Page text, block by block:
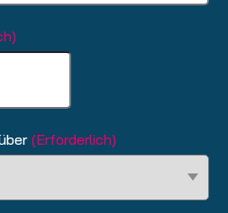
TT
Schrägstrich
JJJJ
(Erforderlich)